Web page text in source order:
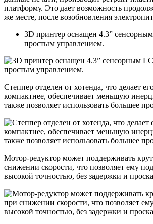
3D принтер оснащен 4.3”
простым управлением.
Степпер отделен от хотенда, что делает
компактнее, обеспечивает меньшую
также позволяет использовать большее
Мотор-редуктор может поддерживать
снижении скорости, что позволяет ему
высокой точностью, без задержки и